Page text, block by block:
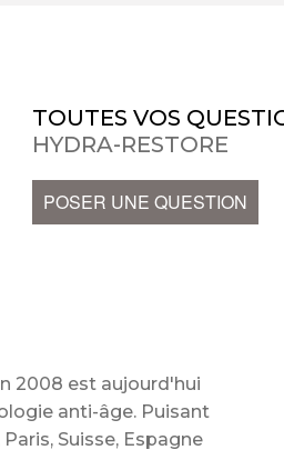
TOUTES VOS
HYDRA-RESTORE
POSER UNE QUESTION
2008 est aujourd'hui
anti-âge. Puisant
Suisse, Espagne